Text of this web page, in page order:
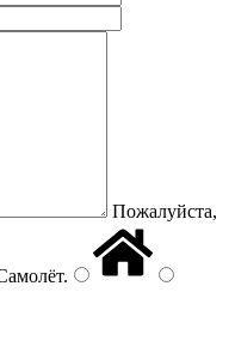
Пожалуйста,
.